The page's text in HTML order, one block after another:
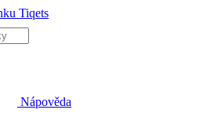
Nápověda